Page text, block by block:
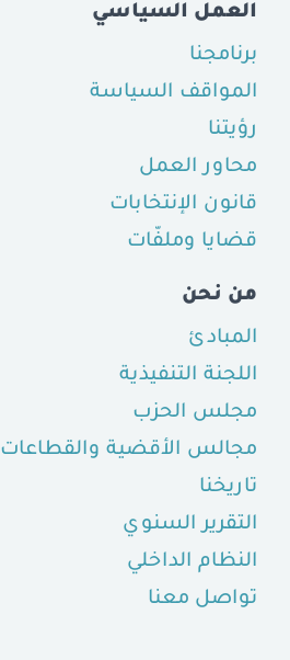
العمل السياسي
برنامجنا
المواقف السياسة
رؤيتنا
محاور العمل
قانون الإنتخابات
قضايا وملفّات
من نحن
المبادئ
اللجنة التنفيذية
مجلس الحزب
مجالس الأقضية والقطاعات
تاريخنا
التقرير السنوي
النظام الداخلي
تواصل معنا